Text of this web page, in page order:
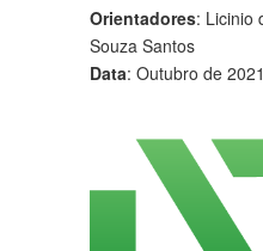
Orientadores: Licinio
Souza Santos
Data: Outubro de 2021